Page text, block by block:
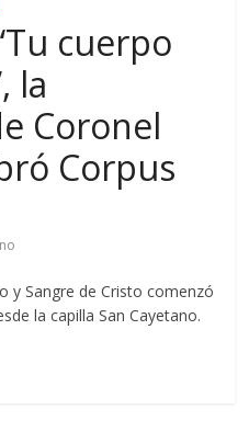
cuerpo
la
Coronel
Corpus
y Sangre de Cristo comenzó
la capilla San Cayetano.